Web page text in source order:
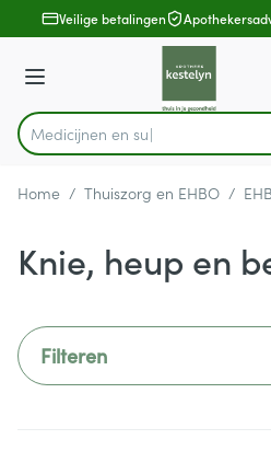
Ga naar de inhoud
1 van 1Veilige betalingen
Menu
Product, merk, categorie...
Home / Thuiszorg en EHBO /
Knie, heup en
Filteren